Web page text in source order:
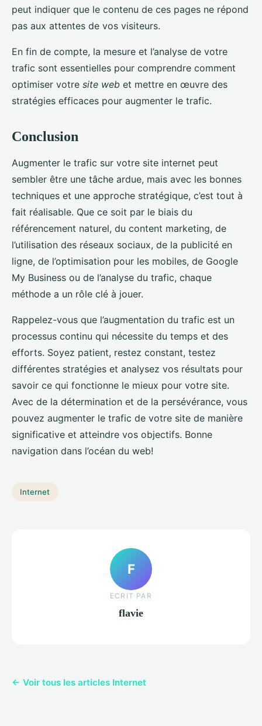
peut indiquer que le contenu de ces pages ne répond
pas aux attentes de vos visiteurs.
En fin de compte, la mesure et l’analyse de votre
trafic sont essentielles pour comprendre comment
optimiser votre site web et mettre en œuvre des
stratégies efficaces pour augmenter le trafic.
Conclusion
Augmenter le trafic sur votre site internet peut
sembler être une tâche ardue, mais avec les bonnes
techniques et une approche stratégique, c’est tout à
fait réalisable. Que ce soit par le biais du
référencement naturel, du content marketing, de
l’utilisation des réseaux sociaux, de la publicité en
ligne, de l’optimisation pour les mobiles, de Google
My Business ou de l’analyse du trafic, chaque
méthode a un rôle clé à jouer.
Rappelez-vous que l’augmentation du trafic est un
processus continu qui nécessite du temps et des
efforts. Soyez patient, restez constant, testez
différentes stratégies et analysez vos résultats pour
savoir ce qui fonctionne le mieux pour votre site.
Avec de la détermination et de la persévérance, vous
pouvez augmenter le trafic de votre site de manière
significative et atteindre vos objectifs. Bonne
navigation dans l’océan du web!
Internet
F
ECRIT PAR
flavie
← Voir tous les articles Internet